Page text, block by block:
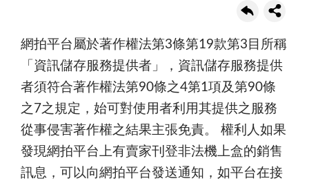
網拍平台屬於著作權法第3條第19款第3目所稱
「資訊儲存服務提供者」，資訊儲存服務提供
者須符合著作權法第90條之4第1項及第90條
之7之規定，始可對使用者利用其提供之服務
從事侵害著作權之結果主張免責。 權利人如果
發現網拍平台上有賣家刊登非法機上盒的銷售
訊息，可以向網拍平台發送通知，如平台在接